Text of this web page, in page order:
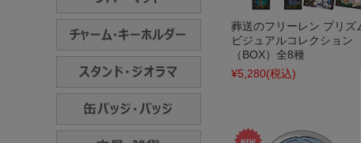
葬送のフリーレン プリズ
ビジュアルコレクション
（BOX）全8種
¥5,280(税込)